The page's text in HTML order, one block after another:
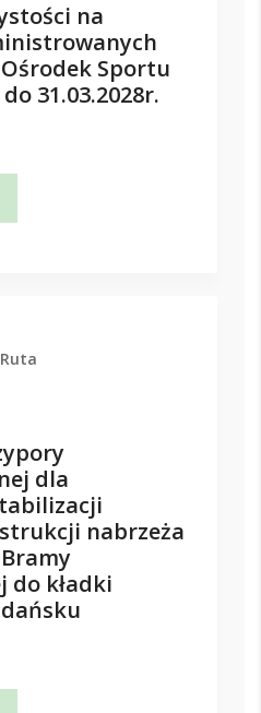
na
Sportu
31.03.2028r.
dla
nabrzeża
do kładki